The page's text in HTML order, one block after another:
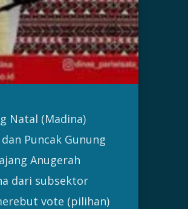
Natal (Madina)
Puncak Gunung
Anugerah
dari subsektor
vote (pilihan)